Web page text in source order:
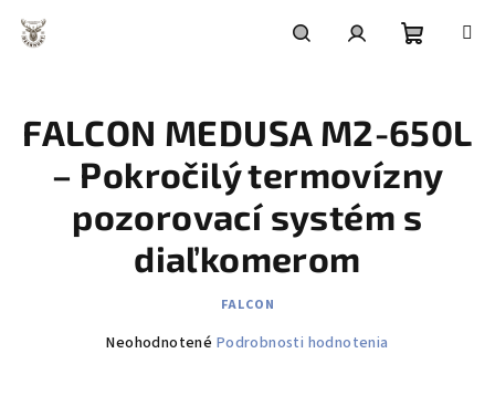
obsah
košík
FALCON MEDUSA M2-650L
– Pokročilý termovízny
pozorovací systém s
diaľkomerom
FALCON
Priemerné
Neohodnotené Podrobnosti hodnotenia